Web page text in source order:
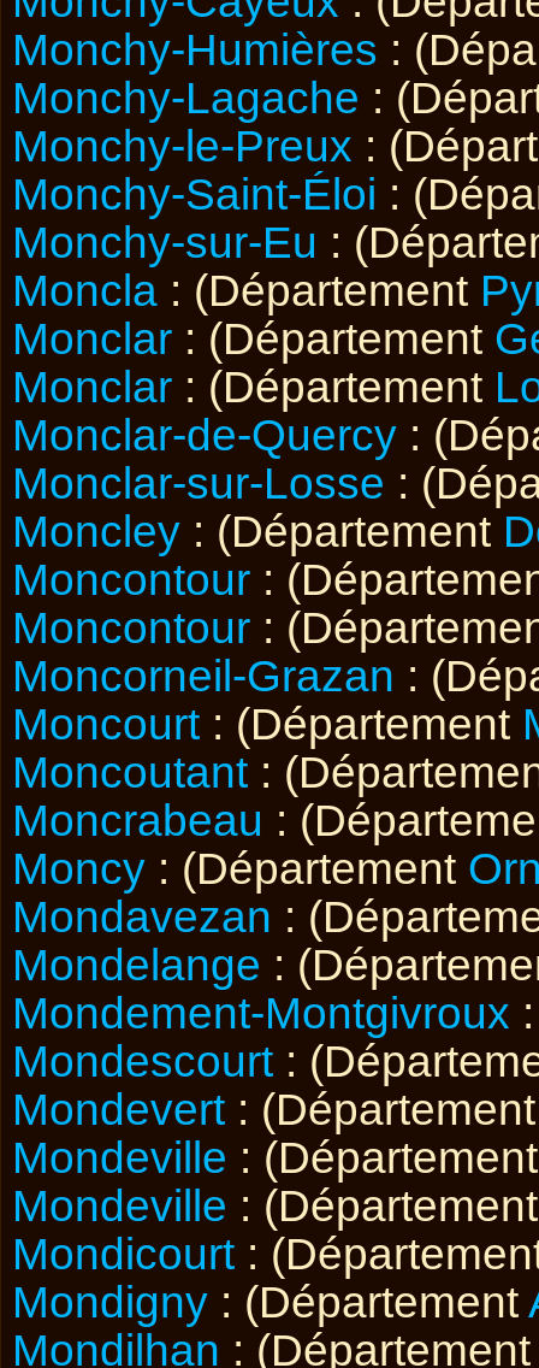
Monchy-Humières :
Monchy-Lagache :
Monchy-le-Preux :
Monchy-Saint-Éloi :
Monchy-sur-Eu :
Moncla : (Département
Monclar : (Département
Monclar : (Département
Monclar-de-Quercy :
Monclar-sur-Losse :
Moncley : (Département
Moncontour :
Moncontour :
Moncorneil-Grazan :
Moncourt : (Département
Moncoutant :
Moncrabeau :
Moncy : (Département
Mondavezan :
Mondelange :
Mondement-Montgivroux
Mondescourt :
Mondevert :
Mondeville :
Mondeville :
Mondicourt :
Mondigny : (Département
Mondilhan :